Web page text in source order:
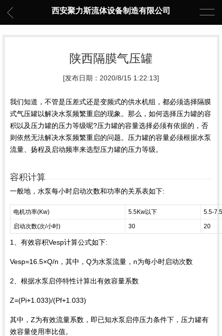
西安聚力斯流体设备制造有限公司
陕西隔膜气压罐
[发布日期：2020/8/15 1:22:13]
我们知道，不管是压差式还是变频式的供水机组，都必须选择隔膜
式气压罐以解决水泵频繁重启的现象。那么，如何选择压力罐的容
积以及压力罐的压力等级呢?压力罐的容量选择必须有依据的，否
则依然无法解决水泵频繁重启的问题。压力罐的容量必须根据水泵
流量、 扬程及启动频率来选型压力罐的压力等级。
容积计算
一般地，水泵每小时启动次数和功率的关系表如下:
电机功率(Kw) 5.5Kw以下 5.5-
启动次数(次/小时) 30 20
1、有效容积Vesp计算公式如下:
Vesp=16.5×Q/n，其中，Q为水泵流量 ，n为每小时启动次数
2、根据水泵启停特性计算出有效容量系数
Z=(Pi+1.033)/(Pf+1.033)
其中，Z为有效流量系数 ，即已知水泵启停压力条件下， 压力罐有
效容量使用率比值。